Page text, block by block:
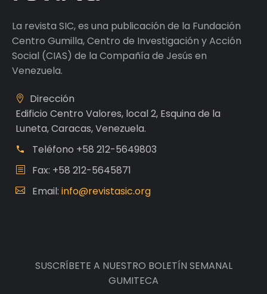
La revista SIC, es una publicación de la Fundación
Centro Gumilla, Centro de Investigación y Acción
Social (CIAS) de la Compañía de Jesús en
Venezuela.
Dirección
Edificio Centro Valores, local 2, Esquina de la
Luneta, Caracas, Venezuela.
Teléfono +58 212-5649803
Fax: +58 212-5645871
Email: info@revistasic.org
SUSCRÍBETE A NUESTRO BOLETÍN SEMANAL
GUMITECA